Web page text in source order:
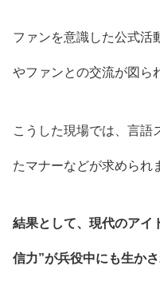
ファンを意識した公式活
やファンとの交流が図ら
こうした現場では、言語
たマナーなどが求められ
結果として、現代のアイ
信力”が兵役中にも生かさ